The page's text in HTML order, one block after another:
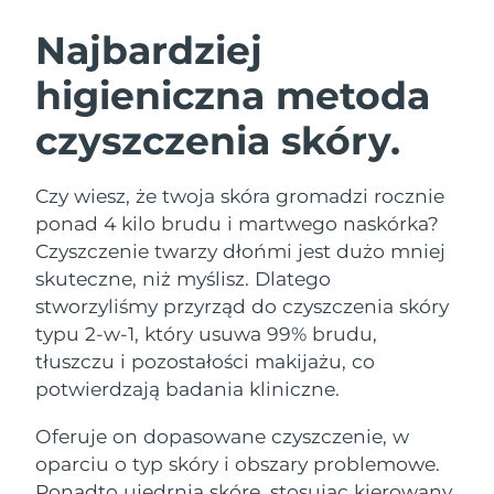
Najbardziej
higieniczna metoda
czyszczenia skóry.
Czy wiesz, że twoja skóra gromadzi rocznie
ponad 4 kilo brudu i martwego naskórka?
Czyszczenie twarzy dłońmi jest dużo mniej
skuteczne, niż myślisz. Dlatego
stworzyliśmy przyrząd do czyszczenia skóry
typu 2-w-1, który usuwa 99% brudu,
tłuszczu i pozostałości makijażu, co
potwierdzają badania kliniczne.
Oferuje on dopasowane czyszczenie, w
oparciu o typ skóry i obszary problemowe.
URODY
Oczyszczanie twarzy
LUNA™ 4 zestaw
Anti-aging massage
LUNA™ 4 Plus
Massage, LED heating
For men, anti-aging massage
Lifting twarzy
BEAR™ 2 zestaw
Microcurrent toning
BEAR™ 2 go
Microcurrent toning on-the-go
Microcurrent line smoothing device
Nawilżenie
UFO™ 3 zestaw
Deep facial hydration
UFO™ 3 LED
Near-infrared and red light therapy
device
Pielęgnacja jamy
ustnej
issa™ 4
Hybrid silicone sonic toothbrush
issa™ 4 plus
Smart hybrid silicone sonic toothbrush
FAQ™ ZABIEG ANTI-AGING
Anti-aging Zabiegi LED
Australia
Oczekiwany czas dostawy
8/12/26
Austria
Oczekiwany czas dostawy
Bahrajn
Oczekiwany czas dostawy
8/10/26
Belgia
Oczekiwany czas dostawy
8/9/26
Bermudy
Oczekiwany czas dostawy
Hercegowina
8/12/26
Oczekiwany czas dostawy